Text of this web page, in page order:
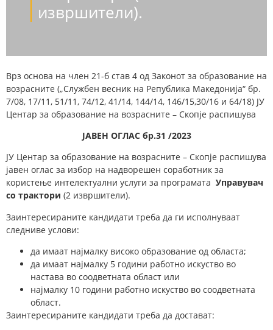
извршители).
Врз основа на член 21-б став 4 од Законот за образование на
возрасните („Службен весник на Република Македонија“ бр.
7/08, 17/11, 51/11, 74/12, 41/14, 144/14, 146/15,30/16 и 64/18) ЈУ
Центар за образование на возрасните – Скопје распишува
ЈАВЕН ОГЛАС бр.31 /2023
ЈУ Центар за образование на возрасните – Скопје распишува
јавен оглас за избор на надворешен соработник за
користење интелектуални услуги за програмата Управувач
со трактори (2 извршители).
Заинтересираните кандидати треба да ги исполнуваат
следниве услови:
да имаат најмалку високо образование од областа;
да имаат најмалку 5 години работно искуство во
настава во соодветната област или
најмалку 10 години работно искуство во соодветната
област.
Заинтересираните кандидати треба да достават: